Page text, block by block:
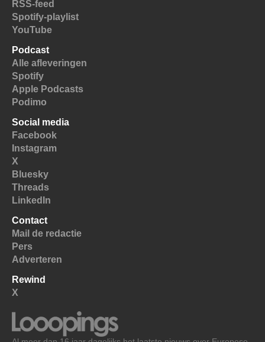
RSS-feed
Spotify-playlist
YouTube
Podcast
Alle afleveringen
Spotify
Apple Podcasts
Podimo
Social media
Facebook
Instagram
X
Bluesky
Threads
LinkedIn
Contact
Mail de redactie
Pers
Adverteren
Rewind
X